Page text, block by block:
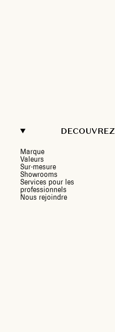
DECOUVREZ
Marque
Valeurs
Sur-mesure
Showrooms
Services pour les
professionnels
Nous rejoindre